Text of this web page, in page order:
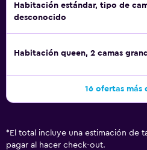
Habitación estándar, tipo de
desconocido
Habitación queen, 2 camas
16 ofertas más
* El total incluye una estimación de
pagar al hacer check-out.